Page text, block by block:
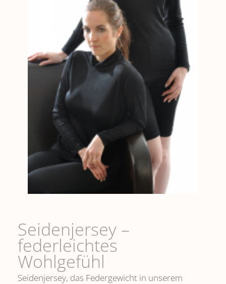
Seidenjersey –
federleichtes
Wohlgefühl
Seidenjersey, das Federgewicht in unserem